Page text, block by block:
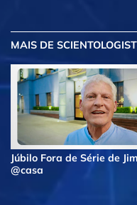
MAIS DE
Júbilo Fora de Série de Jim
@casa